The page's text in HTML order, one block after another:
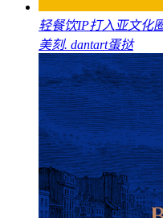
轻餐饮IP打入亚文化
美刻. dantart蛋挞